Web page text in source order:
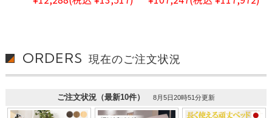
ORDERS 現在のご注文状況